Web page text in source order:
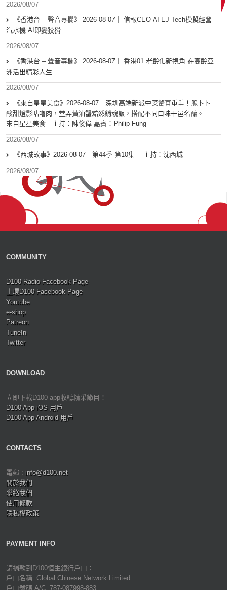
2026/08/07
《香港台 – 聲音專欄》 2026-08-07｜ 信報CEO AI EJ Tech模擬經營
汽水機 AI即變狡猾
2026/08/07
《香港台 – 聲音專欄》 2026-08-07｜ 香港01 老齡化新視角 在高齡亞
洲活出精彩人生
2026/08/07
《來自星星美食》2026-08-07︱深圳高端新派中菜驚喜重重！脆卜卜
酸甜燈影咕嚕肉，堂弄黃油蟹黯然銷魂飯，搭配不同口味干邑名釀。︱
來自星星美食︱主持：陳俊偉 嘉賓：Philip Fung
2026/08/07
《西城故事》2026-08-07︱第44季 第10集 ︱主持：沈西城
2026/08/07
COMMUNITY
D100 Radio Facebook Page
上環D100 Facebook Page
Youtube
e-shop
Patreon
TuneIn
Twitter
DOWNLOAD
立即下載D100 app收聽精采節目！
D100 App iOS 用戶
D100 App Android 用戶
CONTACTS
電郵 : info@d100.net
關於我們
聯絡我們
使用條款
隱私權政策
PAYMENT INFO
請捐款到D100恒生銀行戶口：
戶口名稱: Global Chinese Network Limited
戶口號碼 A/C: 787-087998-883